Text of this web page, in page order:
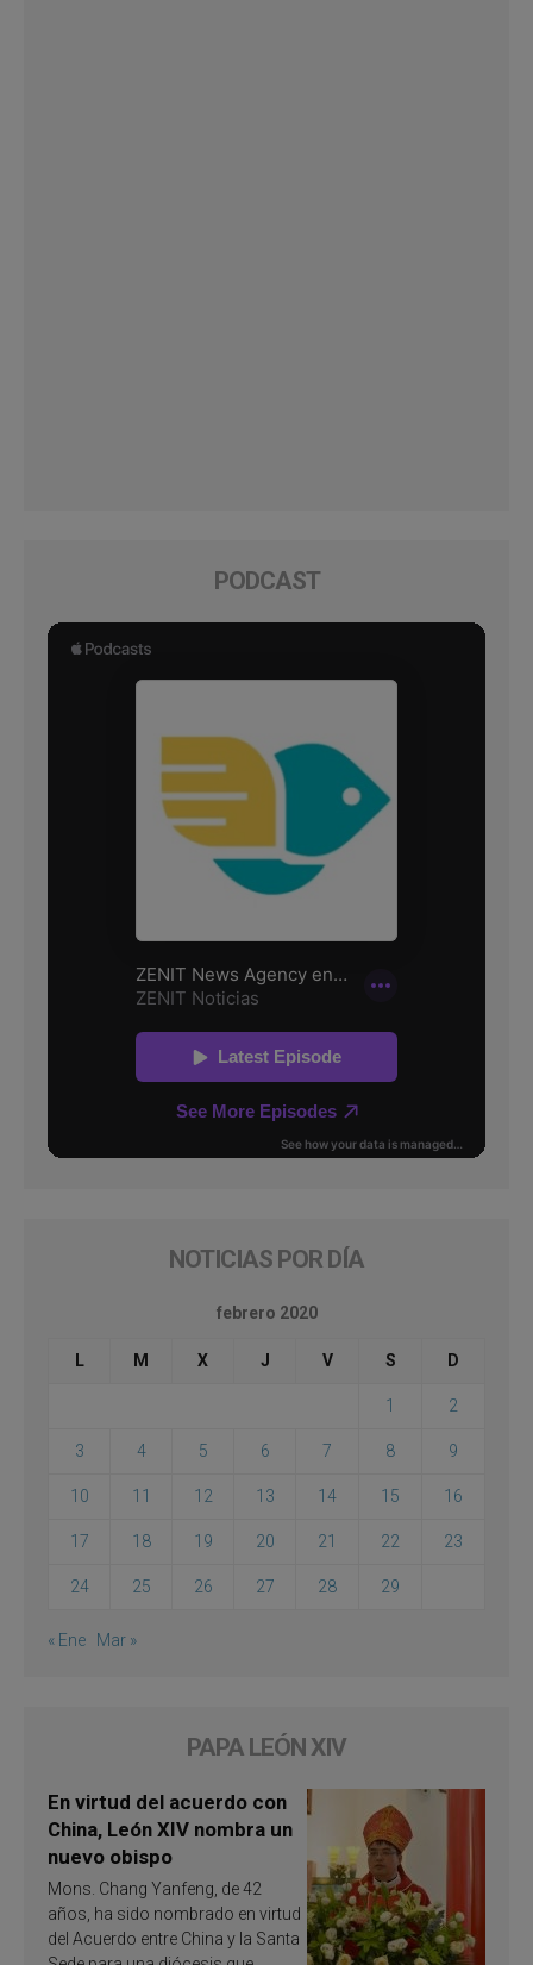
PODCAST
NOTICIAS POR DÍA
febrero 2020
L M X J V S D
1 2
3 4 5 6 7 8 9
10 11 12 13 14 15 16
17 18 19 20 21 22 23
24 25 26 27 28 29
« Ene Mar »
PAPA LEÓN XIV
En virtud del acuerdo con
China, León XIV nombra un
nuevo obispo
Mons. Chang Yanfeng, de 42
años, ha sido nombrado en virtud
del Acuerdo entre China y la Santa